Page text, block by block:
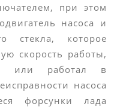
при этом
насоса и
стекла, которое
скорость работы,
или работал в
насоса
форсунки лада